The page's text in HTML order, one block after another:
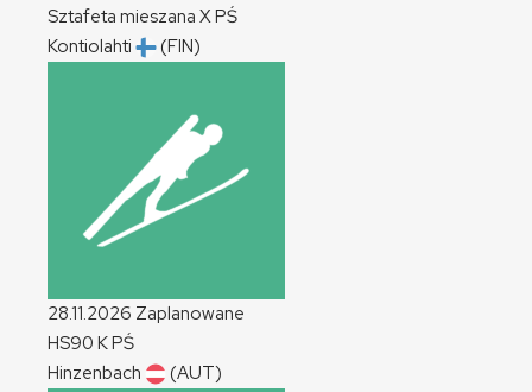
Sztafeta mieszana XPŚ
Kontiolahti
(FIN)
28.11.2026 Zaplanowane
HS90 KPŚ
Hinzenbach
(AUT)